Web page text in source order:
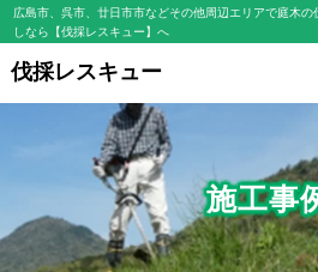
広島市、呉市、廿日市市などその他周辺エリアで庭木の
しなら【伐採レスキュー】へ
伐採レスキュー
施工事